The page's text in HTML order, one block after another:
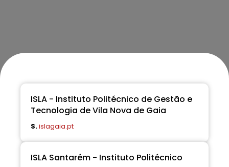
ISLA - Instituto Politécnico de Gestão e
Tecnologia de Vila Nova de Gaia
S.islagaia.pt
ISLA Santarém - Instituto Politécnico